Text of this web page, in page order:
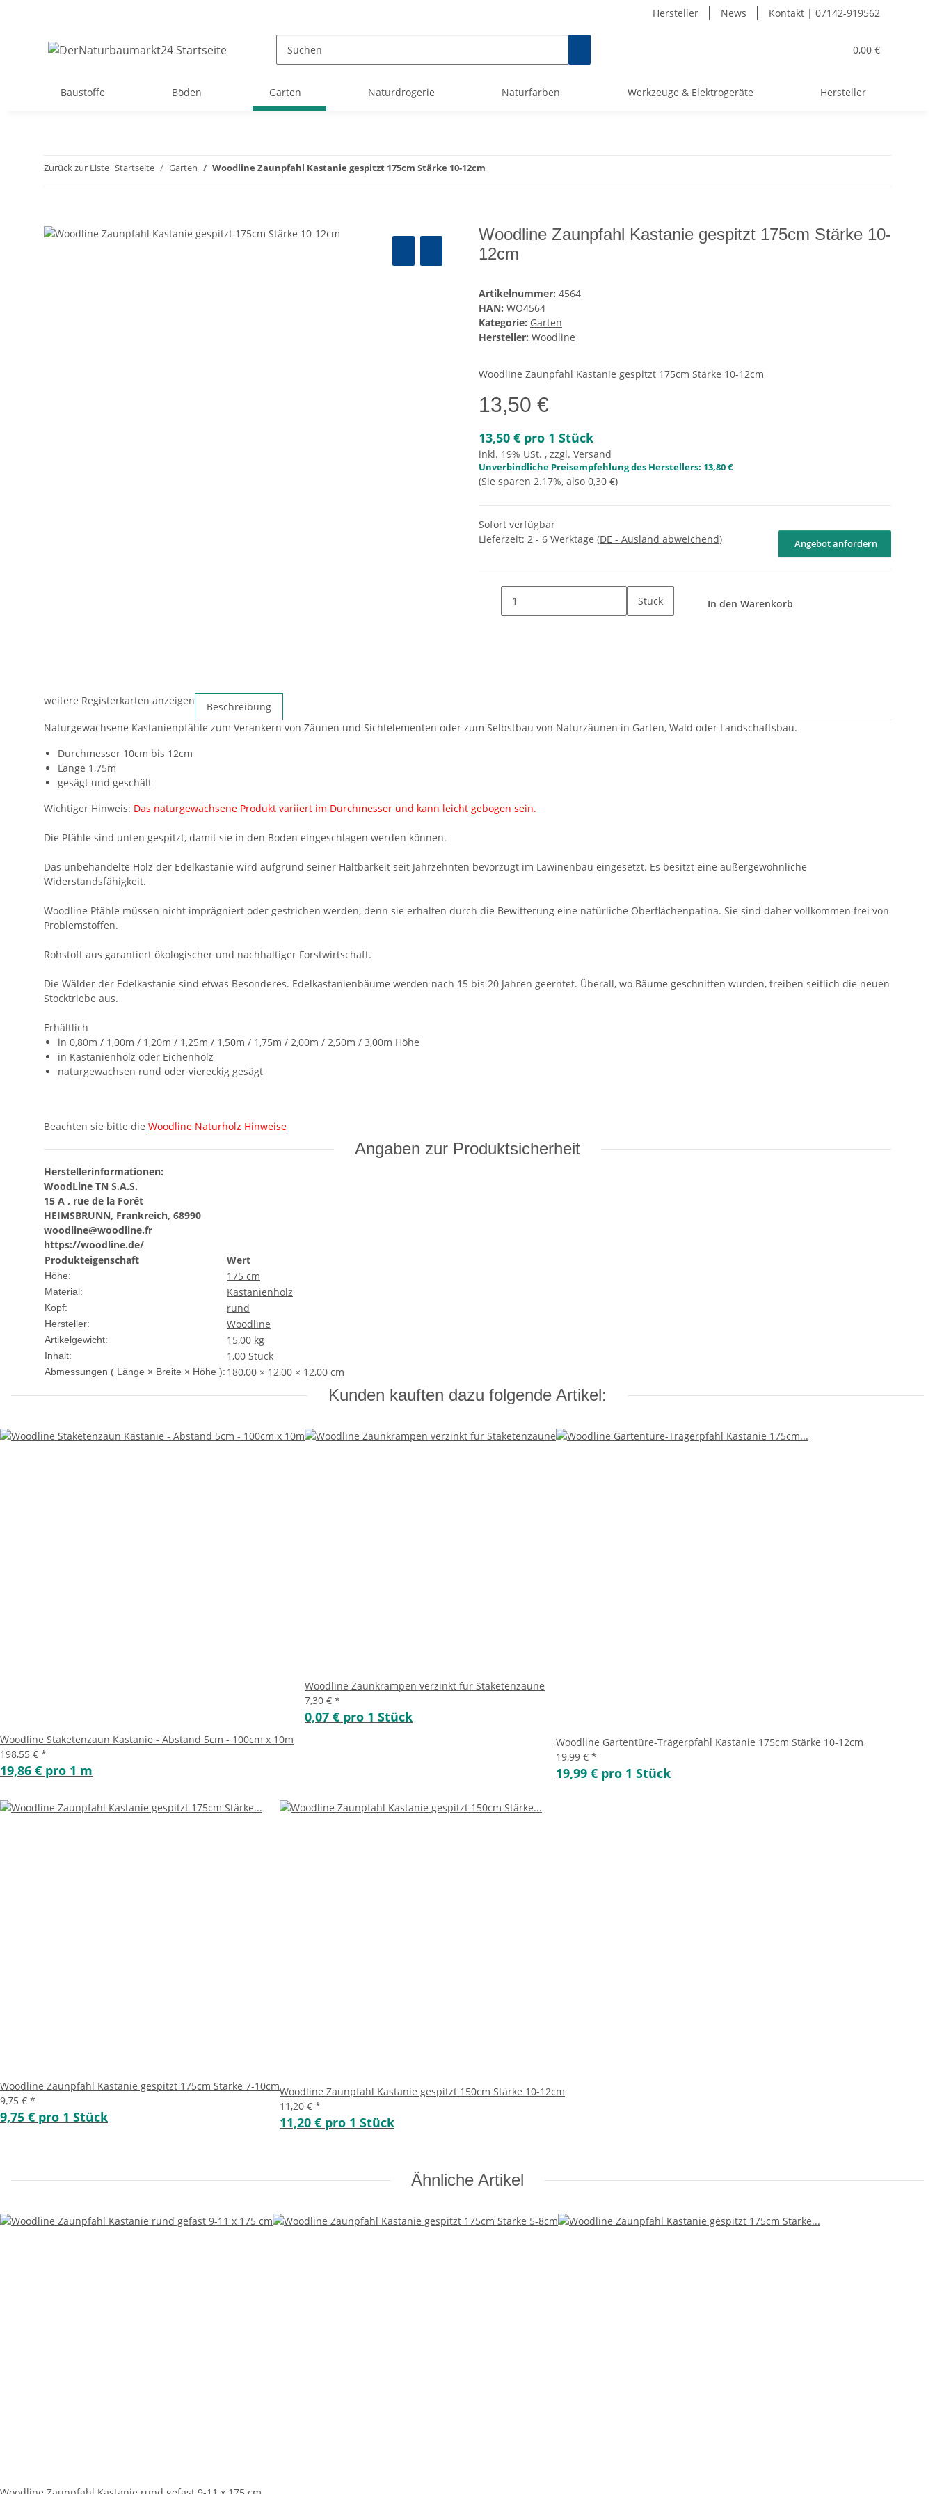
Hersteller News Kontakt | 07142-919562
0,00 €
Baustoffe Böden Garten Naturdrogerie Naturfarben Werkzeuge & Elektrogeräte Hersteller
Zurück zur Liste Startseite Garten Woodline Zaunpfahl Kastanie gespitzt 175cm Stärke 10-12cm
Woodline Zaunpfahl Kastanie gespitzt 175cm Stärke 10-
12cm
Artikelnummer: 4564
HAN: WO4564
Kategorie: Garten
Hersteller: Woodline
Woodline Zaunpfahl Kastanie gespitzt 175cm Stärke 10-12cm
13,50 €
13,50 € pro 1 Stück
inkl. 19% USt. , zzgl. Versand
Unverbindliche Preisempfehlung des Herstellers: 13,80 €
(Sie sparen 2.17%, also 0,30 €)
Sofort verfügbar
Lieferzeit: 2 - 6 Werktage (DE - Ausland abweichend) Angebot anfordern
Stück In den Warenkorb
weitere Registerkarten anzeigen
Beschreibung
Naturgewachsene Kastanienpfähle zum Verankern von Zäunen und Sichtelementen oder zum Selbstbau von Naturzäunen in Garten, Wald oder Landschaftsbau.
Durchmesser 10cm bis 12cm
Länge 1,75m
gesägt und geschält
Wichtiger Hinweis: Das naturgewachsene Produkt variiert im Durchmesser und kann leicht gebogen sein.
Die Pfähle sind unten gespitzt, damit sie in den Boden eingeschlagen werden können.
Das unbehandelte Holz der Edelkastanie wird aufgrund seiner Haltbarkeit seit Jahrzehnten bevorzugt im Lawinenbau eingesetzt. Es besitzt eine außergewöhnliche
Widerstandsfähigkeit.
Woodline Pfähle müssen nicht imprägniert oder gestrichen werden, denn sie erhalten durch die Bewitterung eine natürliche Oberflächenpatina. Sie sind daher vollkommen frei von
Problemstoffen.
Rohstoff aus garantiert ökologischer und nachhaltiger Forstwirtschaft.
Die Wälder der Edelkastanie sind etwas Besonderes. Edelkastanienbäume werden nach 15 bis 20 Jahren geerntet. Überall, wo Bäume geschnitten wurden, treiben seitlich die neuen
Stocktriebe aus.
Erhältlich
in 0,80m / 1,00m / 1,20m / 1,25m / 1,50m / 1,75m / 2,00m / 2,50m / 3,00m Höhe
in Kastanienholz oder Eichenholz
naturgewachsen rund oder viereckig gesägt
Beachten sie bitte die Woodline Naturholz Hinweise
Angaben zur Produktsicherheit
Herstellerinformationen:
WoodLine TN S.A.S.
15 A , rue de la Forêt
HEIMSBRUNN, Frankreich, 68990
woodline@woodline.fr
https://woodline.de/
Produkteigenschaft
Wert
Höhe: 175 cm
Material: Kastanienholz
Kopf: rund
Hersteller: Woodline
Artikelgewicht: 15,00 kg
Inhalt: 1,00 Stück
Abmessungen ( Länge × Breite × Höhe ): 180,00 × 12,00 × 12,00 cm
Kunden kauften dazu folgende Artikel:
Woodline Staketenzaun Kastanie - Abstand 5cm - 100cm x 10m
198,55 € *
19,86 € pro 1 m
Woodline Zaunkrampen verzinkt für Staketenzäune
7,30 € *
0,07 € pro 1 Stück
Woodline Gartentüre-Trägerpfahl Kastanie 175cm Stärke 10-12cm
19,99 € *
19,99 € pro 1 Stück
Woodline Zaunpfahl Kastanie gespitzt 175cm Stärke 7-10cm
9,75 € *
9,75 € pro 1 Stück
Woodline Zaunpfahl Kastanie gespitzt 150cm Stärke 10-12cm
11,20 € *
11,20 € pro 1 Stück
Ähnliche Artikel